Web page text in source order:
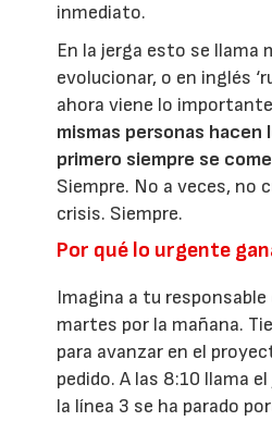
inmediato.
En la jerga esto se llama
evolucionar, o en inglés
ahora viene lo
mismas personas hacen
primero siempre se
Siempre. No a veces, no
crisis. Siempre.
Por qué lo urgente
Imagina a tu
martes por la mañana.
para avanzar en el
pedido. A las 8:10 llama
la línea 3 se ha parado